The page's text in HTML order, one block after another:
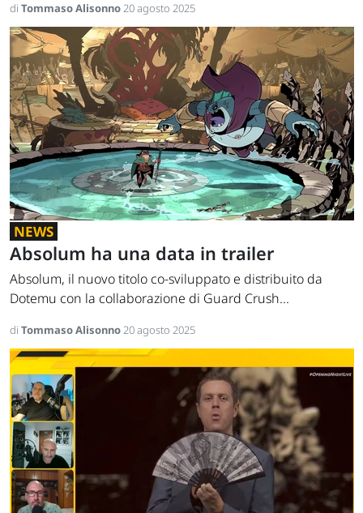
di Tommaso Alisonno20 agosto 2025
NEWS
Absolum ha una data in trailer
Absolum, il nuovo titolo co-sviluppato e distribuito da
Dotemu con la collaborazione di Guard Crush...
di Tommaso Alisonno20 agosto 2025